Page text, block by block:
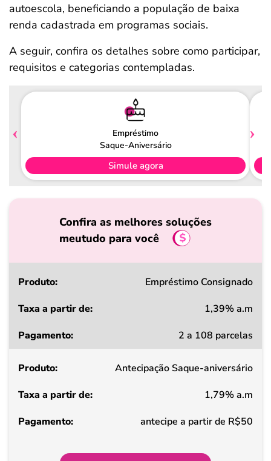
autoescola, beneficiando a população de baixa
renda cadastrada em programas sociais.
A seguir, confira os detalhes sobre como participar,
requisitos e categorias contempladas.
Empréstimo
Saque-Aniversário
Simule agora
Confira as melhores soluções
meutudo para você
Produto
a
de
Pagamento
Empréstimo Consignado
1,39% a.m
2 a 108 parcelas
Antecipação Saque-aniversário
1,79% a.m
antecipe a partir de R$50